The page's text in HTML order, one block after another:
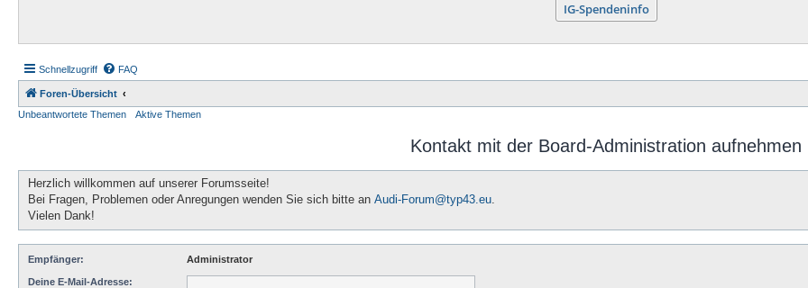
IG-Spendeninfo
Schnellzugriff FAQ
Foren-Übersicht
Unbeantwortete Themen
Aktive Themen
Kontakt mit der Board-Administration aufnehmen
Herzlich willkommen auf unserer Forumsseite!
Bei Fragen, Problemen oder Anregungen wenden Sie sich bitte an Audi-Forum@typ43.eu.
Vielen Dank!
Empfänger: Administrator
Deine E-Mail-Adresse: